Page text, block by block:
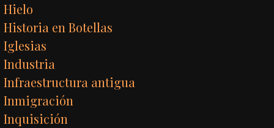
Hielo
Historia en Botellas
Iglesias
Industria
Infraestructura antigua
Inmigración
Inquisición